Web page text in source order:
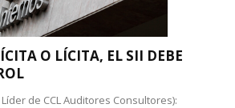
O LÍCITA, EL SII DEBE
de CCL Auditores Consultores):